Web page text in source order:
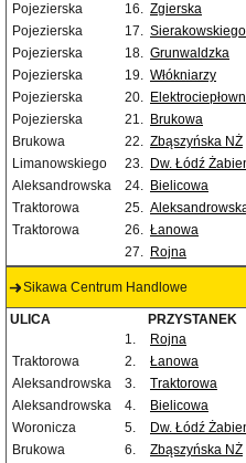
Pojezierska
16. Zgierska
Pojezierska
17. Sierakowskiego
Pojezierska
18. Grunwaldzka
Pojezierska
19. Włókniarzy
Pojezierska
20.
Pojezierska
21. Brukowa
Brukowa
22. Zbąszyńska NŻ
Limanowskiego
23. Dw. Łódź
Aleksandrowska
24. Bielicowa
Traktorowa
25.
Traktorowa
26. Łanowa
27. Rojna
Sikawa Centrum Handlowe
ULICA PRZYSTANEK
1.
Rojna
Traktorowa
2. Łanowa
Aleksandrowska
3. Traktorowa
Aleksandrowska
4. Bielicowa
Woronicza
5. Dw. Łódź
Brukowa
6. Zbąszyńska NŻ